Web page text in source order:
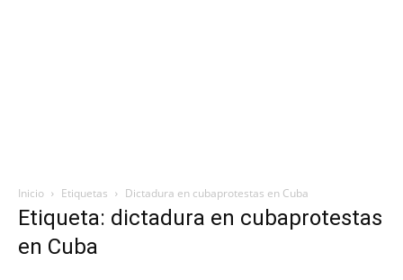
Inicio Etiquetas Dictadura en cubaprotestas en Cuba
Etiqueta: dictadura en cubaprotestas
en Cuba